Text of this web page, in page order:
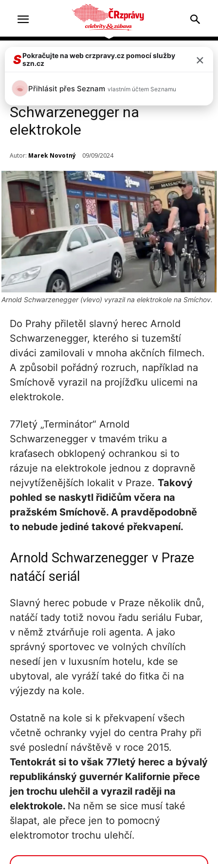
Celebrity Top 2
VIDEO: Pražské řidiče
překvapil „Terminátor“ Arnold
Schwarzenegger na
elektrokole
Autor: Marek Novotný 09/09/2024
Arnold Schwarzenegger (vlevo) vyrazil na elektrokole na Smíchov.
Do Prahy přiletěl slavný herec Arnold
Schwarzenegger, kterého si tuzemští
diváci zamilovali v mnoha akčních filmech.
A způsobil pořádný rozruch, například na
Smíchově vyrazil na projížďku ulicemi na
elektrokole.
77letý „Terminátor“ Arnold
Schwarzenegger v tmavém triku a
kraťasech obklopený ochrankou si to
rázuje na elektrokole jednou z dopravně
nejvytíženějších lokalit v Praze. Takový
pohled se naskytl řidičům včera na
pražském Smíchově. A pravděpodobně
to nebude jediné takové překvapení.
Arnold Schwarzenegger v Praze
natáčí seriál
Slavný herec pobude v Praze několik dnů,
natáčí tady totiž novou řadu seriálu Fubar,
v němž ztvárňuje roli agenta. A jako
správný sportovec ve volných chvílích
nesedí jen v luxusním hotelu, kde se
ubytoval, ale vyráží také do fitka či na
výjezdy na kole.
Ostatně na kole si k překvapení všech
včetně ochranky vyjel do centra Prahy při
své poslední návštěvě v roce 2015.
Tentokrát si to však 77letý herec a bývalý
republikánský guvernér Kalifornie přece
jen trochu ulehčil a vyrazil raději na
elektrokole. Na něm se sice musí také
šlapat, ale přece jen to pomocný
elektromotor trochu ulehčí.
SPokračujte na web crzpravy.cz pomocí služby
szn.cz
×
Přihlásit přes Seznam vlastním účtem Seznamu